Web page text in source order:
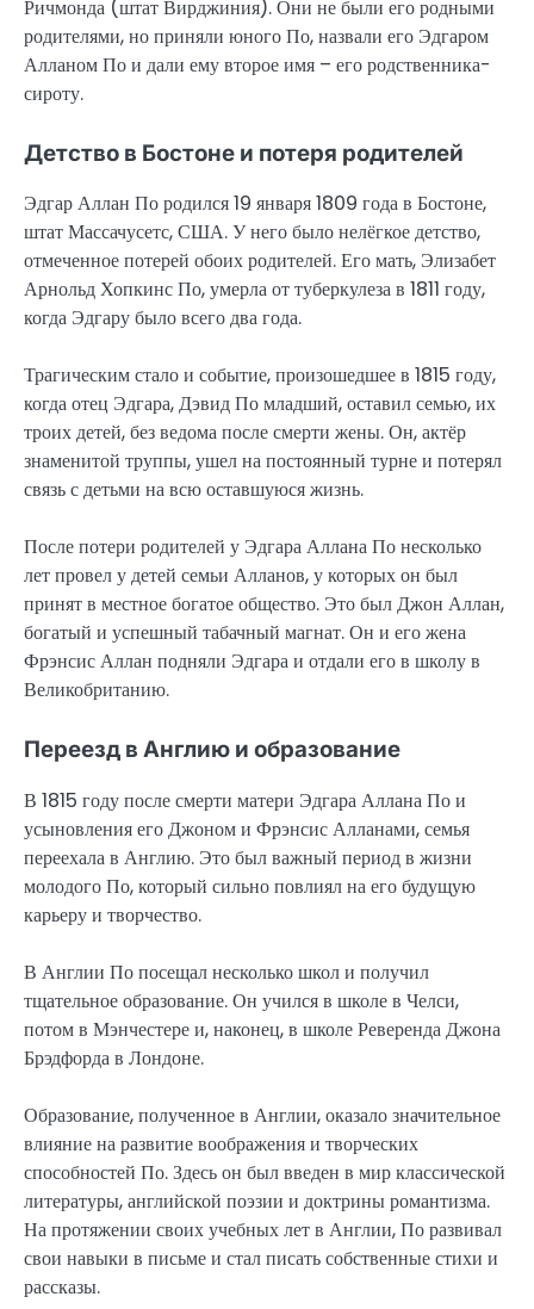
Ричмонда (штат Вирджиния). Они не были его родными
родителями, но приняли юного По, назвали его Эдгаром
Алланом По и дали ему второе имя – его родственника-
сироту.
Детство в Бостоне и потеря родителей
Эдгар Аллан По родился 19 января 1809 года в Бостоне,
штат Массачусетс, США. У него было нелёгкое детство,
отмеченное потерей обоих родителей. Его мать, Элизабет
Арнольд Хопкинс По, умерла от туберкулеза в 1811 году,
когда Эдгару было всего два года.
Трагическим стало и событие, произошедшее в 1815 году,
когда отец Эдгара, Дэвид По младший, оставил семью, их
троих детей, без ведома после смерти жены. Он, актёр
знаменитой труппы, ушел на постоянный турне и потерял
связь с детьми на всю оставшуюся жизнь.
После потери родителей у Эдгара Аллана По несколько
лет провел у детей семьи Алланов, у которых он был
принят в местное богатое общество. Это был Джон Аллан,
богатый и успешный табачный магнат. Он и его жена
Фрэнсис Аллан подняли Эдгара и отдали его в школу в
Великобританию.
Переезд в Англию и образование
В 1815 году после смерти матери Эдгара Аллана По и
усыновления его Джоном и Фрэнсис Алланами, семья
переехала в Англию. Это был важный период в жизни
молодого По, который сильно повлиял на его будущую
карьеру и творчество.
В Англии По посещал несколько школ и получил
тщательное образование. Он учился в школе в Челси,
потом в Мэнчестере и, наконец, в школе Реверенда Джона
Брэдфорда в Лондоне.
Образование, полученное в Англии, оказало значительное
влияние на развитие воображения и творческих
способностей По. Здесь он был введен в мир классической
литературы, английской поэзии и доктрины романтизма.
На протяжении своих учебных лет в Англии, По развивал
свои навыки в письме и стал писать собственные стихи и
рассказы.